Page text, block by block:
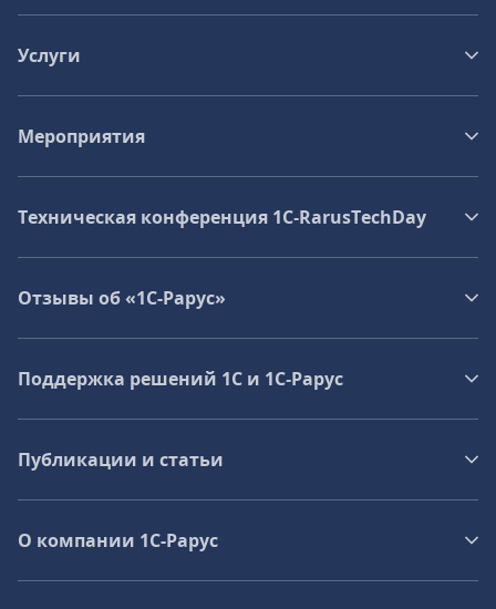
Услуги
Мероприятия
Техническая конференция 1C‑RarusTechDay
Отзывы об «1С-Рарус»
Поддержка решений 1С и 1С‑Рарус
Публикации и статьи
О компании 1C-Рарус